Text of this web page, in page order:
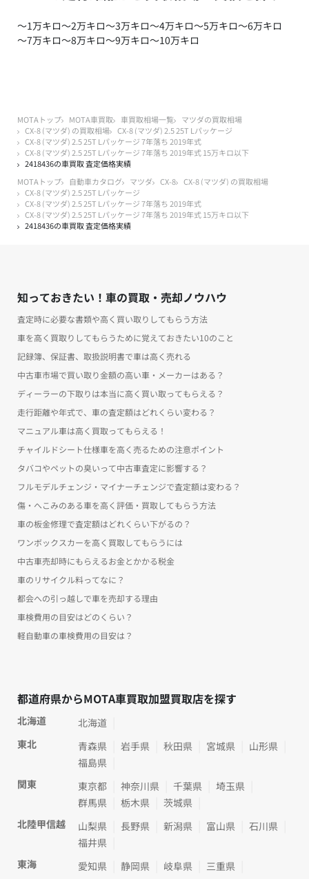
～1万キロ～2万キロ～3万キロ～4万キロ～5万キロ～6万キロ
～7万キロ～8万キロ～9万キロ～10万キロ
MOTAトップ MOTA車買取 車買取相場一覧
マツダの買取相場
CX-8 (マツダ) の買取相場
CX-8 (マツダ) 2.5 25T Lパッケージ
CX-8 (マツダ) 2.5 25T Lパッケージ 7年落ち 2019年式
CX-8 (マツダ) 2.5 25T Lパッケージ 7年落ち 2019年式 15万キロ以下
2418436の車買取 査定価格実績
MOTAトップ
自動車カタログ マツダ CX-8
CX-8 (マツダ) の買取相場
CX-8 (マツダ) 2.5 25T Lパッケージ
CX-8 (マツダ) 2.5 25T Lパッケージ 7年落ち 2019年式
CX-8 (マツダ) 2.5 25T Lパッケージ 7年落ち 2019年式 15万キロ以下
2418436の車買取 査定価格実績
知っておきたい！車の買取・売却ノウハウ
査定時に必要な書類や高く買い取りしてもらう方法
車を高く買取りしてもらうために覚えておきたい10のこと
記録簿、保証書、取扱説明書で車は高く売れる
中古車市場で買い取り金額の高い車・メーカーはある？
ディーラーの下取りは本当に高く買い取ってもらえる？
走行距離や年式で、車の査定額はどれくらい変わる？
マニュアル車は高く買取ってもらえる！
チャイルドシート仕様車を高く売るための注意ポイント
タバコやペットの臭いって中古車査定に影響する？
フルモデルチェンジ・マイナーチェンジで査定額は変わる？
傷・へこみのある車を高く評価・買取してもらう方法
車の板金修理で査定額はどれくらい下がるの？
ワンボックスカーを高く買取してもらうには
中古車売却時にもらえるお金とかかる税金
車のリサイクル料ってなに？
都会への引っ越しで車を売却する理由
車検費用の目安はどのくらい？
軽自動車の車検費用の目安は？
都道府県からMOTA車買取加盟買取店を探す
北海道
北海道
東北
青森県 岩手県 秋田県 宮城県
山形県
福島県
関東
東京都 神奈川県 千葉県
埼玉県
群馬県
栃木県
茨城県
北陸甲信越
山梨県 長野県 新潟県 富山県
石川県
福井県
東海
愛知県 静岡県 岐阜県 三重県